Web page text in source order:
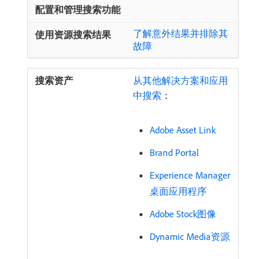
了解意外结果并排除其
故障
从其他解决方案和应用
中搜索 ：
Adobe Asset Link
Brand Portal
Experience Manager
桌面应用程序
Adobe Stock图像
Dynamic Media资源